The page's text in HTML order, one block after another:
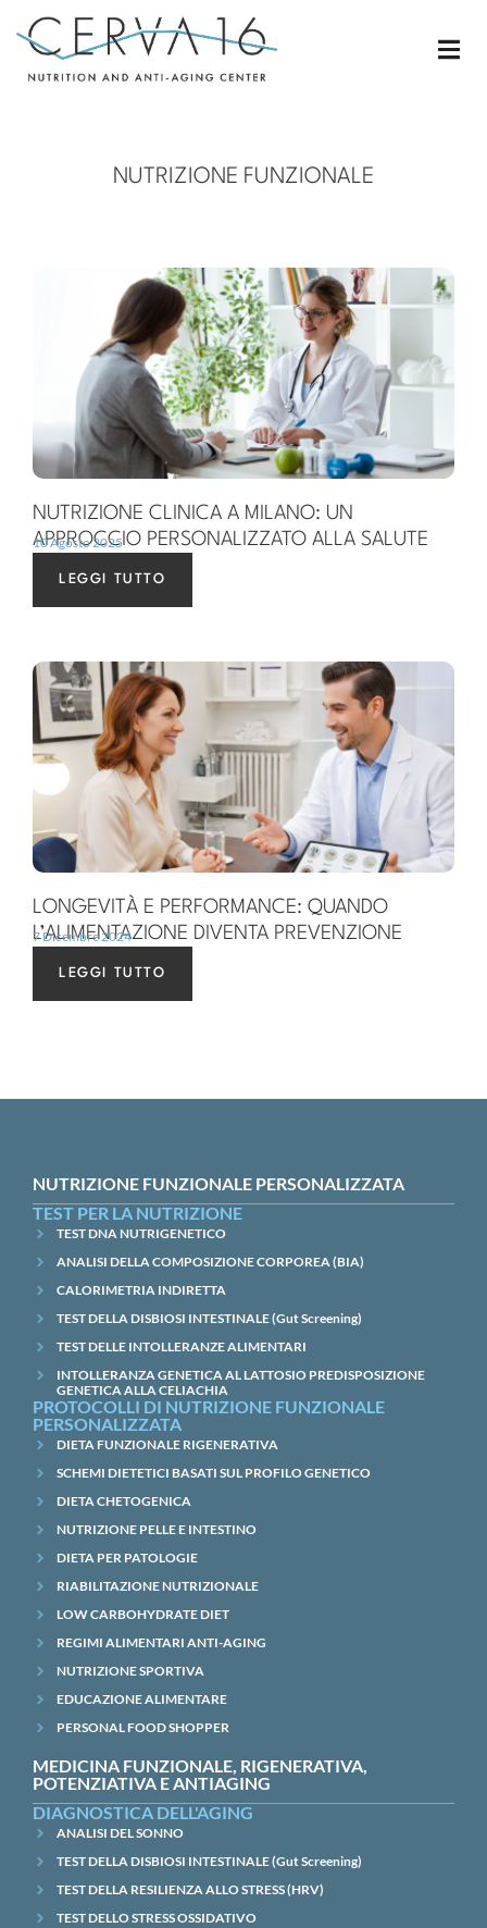
NUTRIZIONE FUNZIONALE
NUTRIZIONE CLINICA A MILANO: UN
APPROCCIO PERSONALIZZATO ALLA SALUTE
10 Agosto 2025
LEGGI TUTTO
LONGEVITÀ E PERFORMANCE: QUANDO
L’ALIMENTAZIONE DIVENTA PREVENZIONE
7 Dicembre 2024
LEGGI TUTTO
NUTRIZIONE FUNZIONALE PERSONALIZZATA
TEST PER LA NUTRIZIONE
TEST DNA NUTRIGENETICO
ANALISI DELLA COMPOSIZIONE CORPOREA (BIA)
CALORIMETRIA INDIRETTA
TEST DELLA DISBIOSI INTESTINALE (Gut Screening)
TEST DELLE INTOLLERANZE ALIMENTARI
INTOLLERANZA GENETICA AL LATTOSIO PREDISPOSIZIONE
GENETICA ALLA CELIACHIA
PROTOCOLLI DI NUTRIZIONE FUNZIONALE
PERSONALIZZATA
DIETA FUNZIONALE RIGENERATIVA
SCHEMI DIETETICI BASATI SUL PROFILO GENETICO
DIETA CHETOGENICA
NUTRIZIONE PELLE E INTESTINO
DIETA PER PATOLOGIE
RIABILITAZIONE NUTRIZIONALE
LOW CARBOHYDRATE DIET
REGIMI ALIMENTARI ANTI-AGING
NUTRIZIONE SPORTIVA
EDUCAZIONE ALIMENTARE
PERSONAL FOOD SHOPPER
MEDICINA FUNZIONALE, RIGENERATIVA,
POTENZIATIVA E ANTIAGING
DIAGNOSTICA DELL'AGING
ANALISI DEL SONNO
TEST DELLA DISBIOSI INTESTINALE (Gut Screening)
TEST DELLA RESILIENZA ALLO STRESS (HRV)
TEST DELLO STRESS OSSIDATIVO